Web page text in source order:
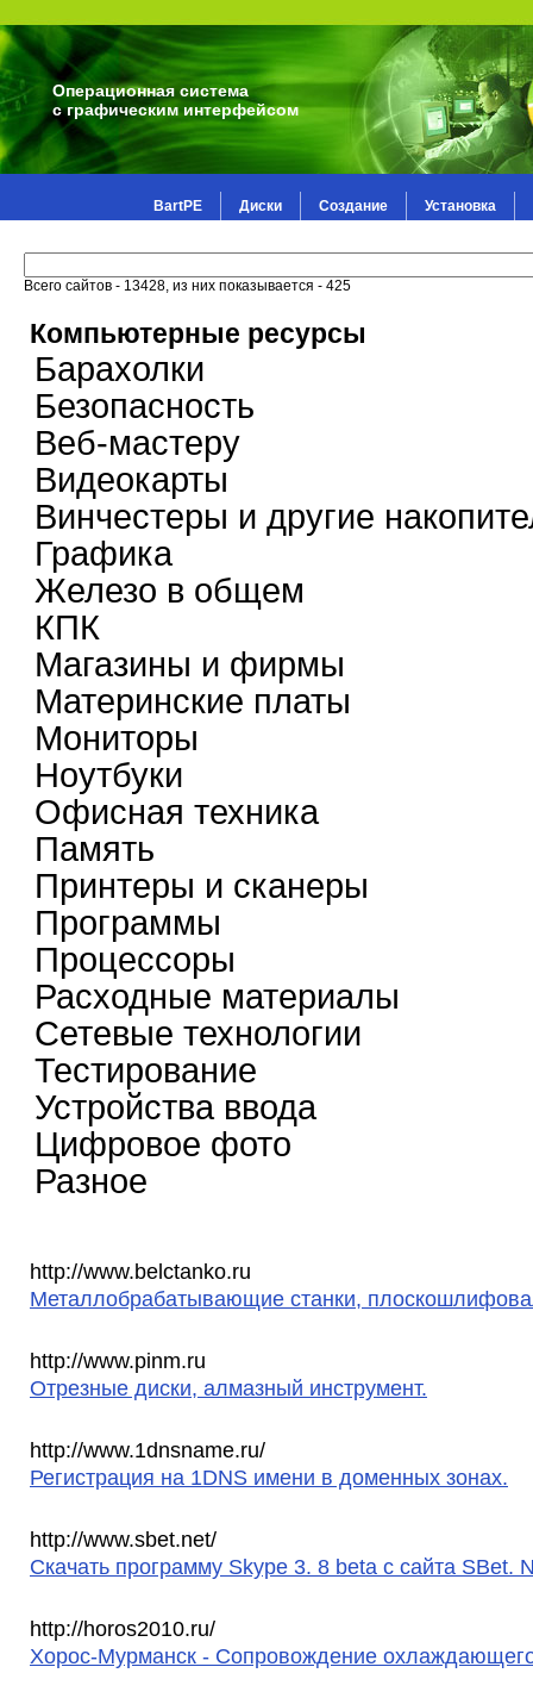
Операционная система
с графическим интерфейсом
BartPE Диски Создание Установка
Всего сайтов - 13428, из них показывается - 425
Компьютерные ресурсы
Барахолки
Безопасность
Веб-мастеру
Видеокарты
Винчестеры и другие
Графика
Железо в общем
КПК
Магазины и фирмы
Материнские платы
Мониторы
Ноутбуки
Офисная техника
Память
Принтеры и сканеры
Программы
Процессоры
Расходные материалы
Сетевые технологии
Тестирование
Устройства ввода
Цифровое фото
Разное
http://www.belctanko.ru
Металлобрабатывающие станки,
http://www.pinm.ru
Отрезные диски, алмазный инструмент.
http://www.1dnsname.ru/
Регистрация на 1DNS имени в доменных зонах.
http://www.sbet.net/
Скачать программу Skype 3. 8 beta с сайта SBet.
http://horos2010.ru/
Хорос-Мурманск - Сопровождение